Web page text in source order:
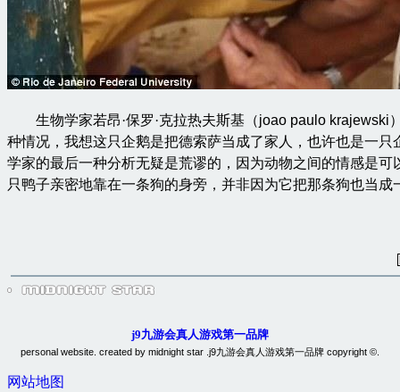
生物学家若昂·保罗·克拉热夫斯基（joao paulo krajewski
种情况，我想这只企鹅是把德索萨当成了家人，也许也是一只
学家的最后一种分析无疑是荒谬的，因为动物之间的情感是可
只鸭子亲密地靠在一条狗的身旁，并非因为它把那条狗也当成
j9九游会真人游戏第一品牌
personal website. created by midnight star .j9九游会真人游戏第一品牌 copyright ©.
网站地图